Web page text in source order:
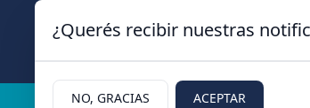
¿Querés recibir nuestras
NO, GRACIAS ACEPTAR